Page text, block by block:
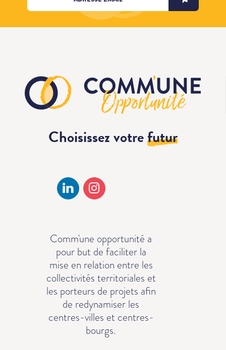
Choisissez votrefutur
Comm'une opportunité a
pour but de faciliter la
mise en relation entre les
collectivités territoriales et
les porteurs de projets afin
de redynamiser les
centres-villes et centres-
bourgs.